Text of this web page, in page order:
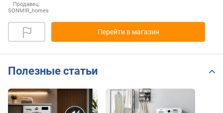
Продавец:
SONMIR_homes
Перейти в магазин
Полезные статьи